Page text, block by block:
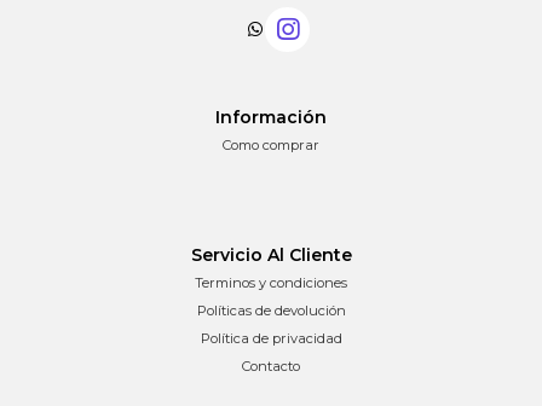
Información
Como comprar
Servicio Al Cliente
Terminos y condiciones
Políticas de devolución
Política de privacidad
Contacto